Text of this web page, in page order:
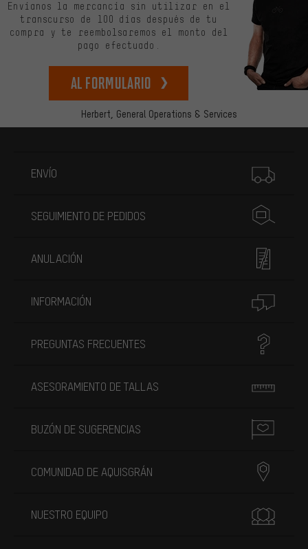
Herbert, General Operations & Services
Envíanos la mercancía sin utilizar en el
transcurso de 100 días después de tu
compra y te reembolsaremos el monto del
pago efectuado.
Al formulario
ENVÍO
SEGUIMIENTO DE PEDIDOS
ANULACIÓN
INFORMACIÓN
PREGUNTAS FRECUENTES
ASESORAMIENTO DE TALLAS
BUZÓN DE SUGERENCIAS
COMUNIDAD DE AQUISGRÁN
NUESTRO EQUIPO